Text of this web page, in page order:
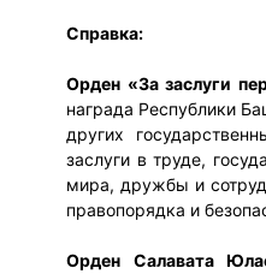
Справка:
Орден «За заслуги
награда Республики
других
заслуги в труде,
мира, дружбы и
правопорядка и
Орден Салавата